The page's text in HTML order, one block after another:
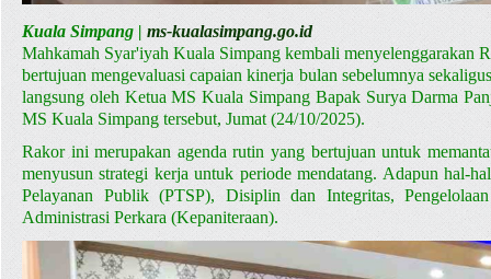
Kuala Simpang | ms-kualasimpang.go.id
Mahkamah Syar'iyah Kuala Simpang kembali
bertujuan mengevaluasi capaian kinerja bulan sebelumnya
langsung oleh Ketua MS Kuala Simpang Bapak Surya Darma
MS Kuala Simpang tersebut, Jumat (24/10/2025).
Rakor ini merupakan agenda rutin yang bertujuan untuk
menyusun strategi kerja untuk periode mendatang. Adapun hal-
Pelayanan Publik (PTSP), Disiplin dan Integritas,
Administrasi Perkara (Kepaniteraan).